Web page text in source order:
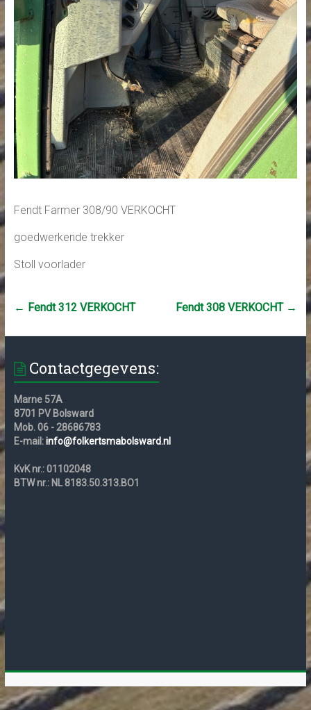
Fendt Farmer 308/90 VERKOCHT
goedwerkende trekker
Stoll voorlader
← Fendt 312 VERKOCHT Fendt 308 VERKOCHT →
Contactgegevens:
Marne 57A
8701 PV Bolsward
Mob. 06 - 28686783
E-mail:info@folkertsmabolsward.nl
KvK nr.: 01102048
BTW nr.: NL 8183.50.313.BO1